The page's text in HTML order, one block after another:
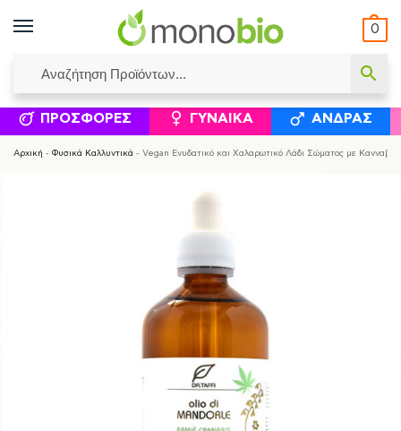
0
ΙΣΟΛΟΓΙΣΜΟΊ ΕΛΕΆΝΝΑ ΧΡΙΣΤΙΝΆΚΗ ΕΠΙΚΟΙΝΩΝΊΑ
ΣΥΜΠΛΗΡΏΜΑΤΑ ΔΙΑΤΡΟΦΉΣ ΦΥΣΙΚΆ
ΠΡΟΣΦΟΡΈΣ ΓΥΝΑΊΚΑ ΆΝΔΡΑΣ
Αρχική - Φυσικά Καλλυντικά - Vegan Ενυδατικό και Χαλαρωτικό Λάδι Σώματος με